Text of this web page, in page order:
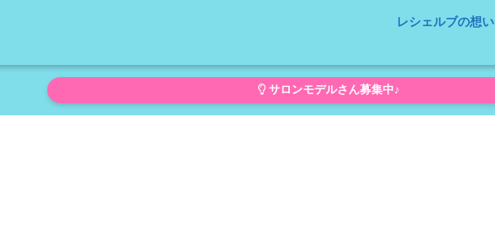
レシェルブの想い
サロンモデルさん募集中♪